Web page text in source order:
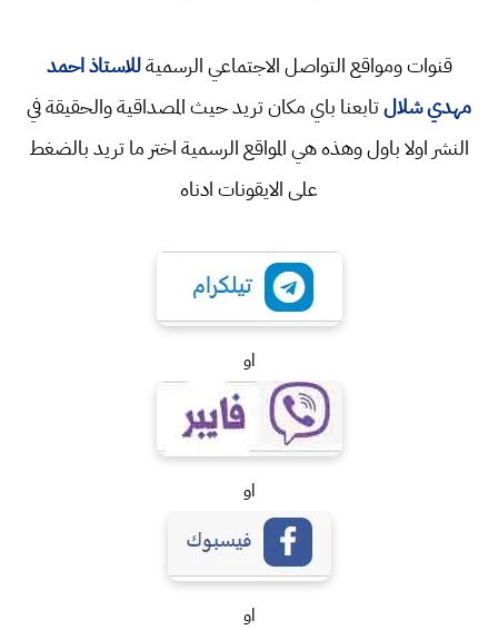
قنوات ومواقع التواصل الاجتماعي الرسميةللاستاذ احمد
مهدي شلالتابعنا باي مكان تريد حيث المصداقية والحقيقة في
النشر اولا باول وهذه هي المواقع الرسمية اختر ما تريد بالضغط
على الايقونات ادناه
او
او
او